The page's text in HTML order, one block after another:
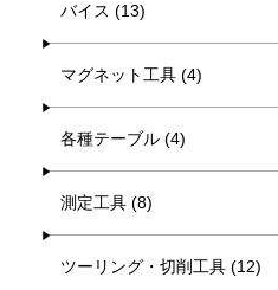
バイス (13)
マグネット工具 (4)
各種テーブル (4)
測定工具 (8)
ツーリング・切削工具 (12)